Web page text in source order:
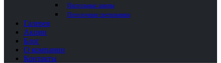
Настольные лампы
Потолочные светильники
Галерея
Акции
Блог
О компании
Контакты